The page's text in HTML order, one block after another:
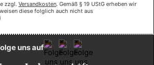
zzgl. Versandkosten. Gemäß § 19 UStG erheben wir
diese folglich auch nicht aus
uns auf